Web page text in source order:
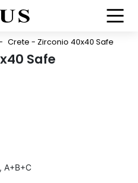
Crete - Zirconio 40x40 Safe
Safe
A+B+C